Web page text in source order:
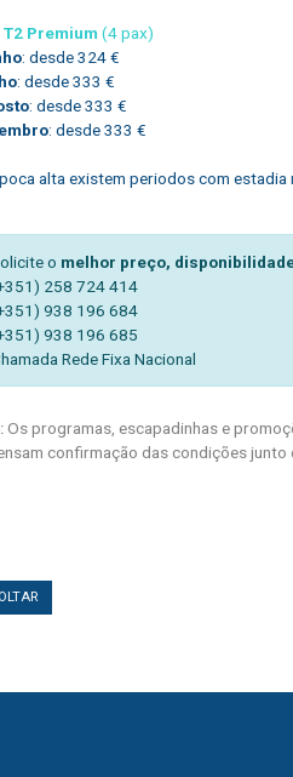
Premium (4 pax)
: desde 324 €
: desde 333 €
: desde 333 €
: desde 333 €
alta existem periodos com estadia
o melhor preço,
258 724 414
938 196 684
938 196 685
Rede Fixa Nacional
Os programas, escapadinhas e
confirmação das condições junto